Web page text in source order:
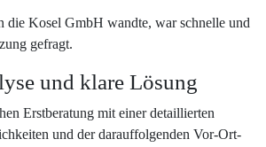
die Kosel GmbH wandte, war schnelle und
gefragt.
und klare Lösung
Erstberatung mit einer detaillierten
und der darauffolgenden Vor-Ort-